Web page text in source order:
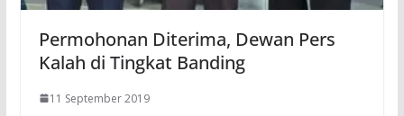
Permohonan Diterima, Dewan Pers
Kalah di Tingkat Banding
11 September 2019